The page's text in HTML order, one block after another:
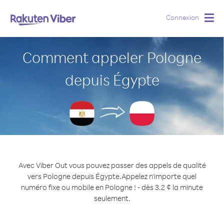
Connexion
Comment appeler Pologne
depuis Égypte
Avec Viber Out vous pouvez passer des appels de qualité
vers Pologne depuis Égypte.Appelez n'importe quel
numéro fixe ou mobile en Pologne ! - dès 3.2 ¢ la minute
seulement.